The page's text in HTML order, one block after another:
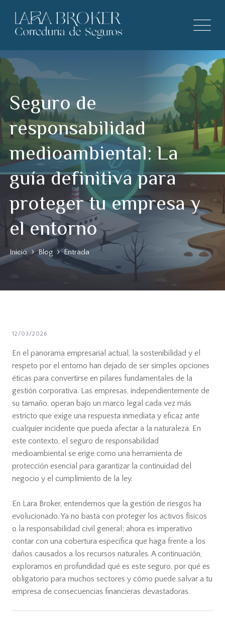
Seguro de
responsabilidad
medioambiental: La
guía definitiva para
proteger tu empresa y
el entorno
Inicio Blog Entrada
12/03/2026
En el panorama empresarial actual, la sostenibilidad y el
respeto por el entorno han dejado de ser simples opciones
éticas para convertirse en pilares fundamentales de la
gestión corporativa. Las empresas, independientemente de
su tamaño, operan bajo un marco legal cada vez más
estricto que exige una respuesta inmediata y eficaz ante
cualquier incidente que pueda afectar a la naturaleza. En
este contexto, el seguro de responsabilidad
medioambiental se erige como una herramienta de
protección esencial para garantizar la continuidad del
negocio y el cumplimiento de la ley.
En Lara Broker, entendemos que la gestión de riesgos ha
evolucionado. Ya no basta con proteger los activos físicos
o la responsabilidad civil general; ahora es imperativo
contar con una cobertura específica que haga frente a los
daños causados a los recursos naturales. A continuación,
exploramos en profundidad qué es este seguro, por qué es
obligatorio para muchos sectores y cómo puede salvar a tu
empresa de consecuencias financieras devastadoras.